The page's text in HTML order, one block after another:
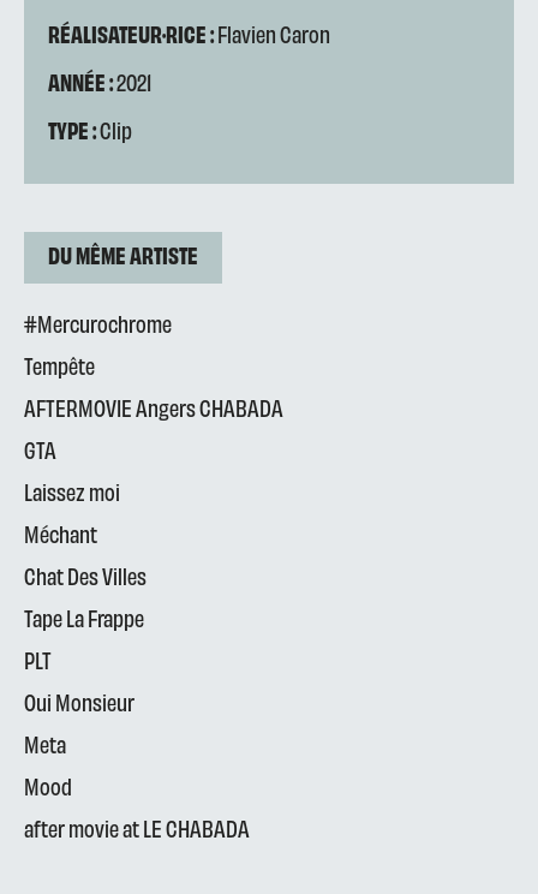
RÉALISATEUR·RICE :Flavien Caron
ANNÉE :2021
TYPE :Clip
DU MÊME ARTISTE
#Mercurochrome
Tempête
AFTERMOVIE Angers CHABADA
GTA
Laissez moi
Méchant
Chat Des Villes
Tape La Frappe
PLT
Oui Monsieur
Meta
Mood
after movie at LE CHABADA